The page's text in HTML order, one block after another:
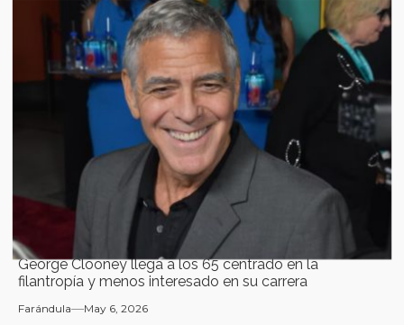
George Clooney llega a los 65 centrado en la
filantropía y menos interesado en su carrera
Farándula May 6, 2026